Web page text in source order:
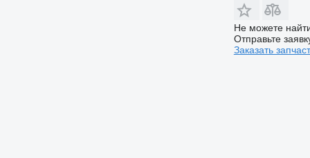
Не можете
Отправьте
Заказать